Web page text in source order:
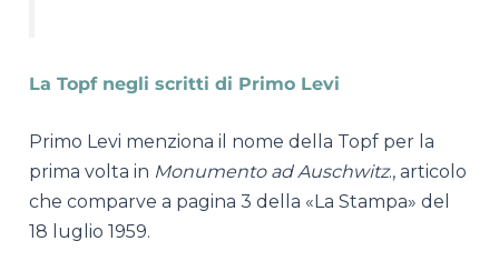
La Topf negli scritti di Primo Levi
Primo Levi menziona il nome della Topf per la
prima volta in Monumento ad Auschwitz., articolo
che comparve a pagina 3 della «La Stampa» del
18 luglio 1959.